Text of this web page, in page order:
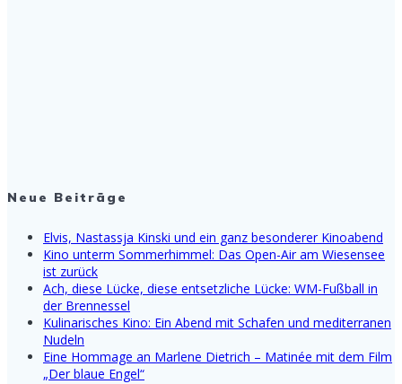
Neue Beiträge
Elvis, Nastassja Kinski und ein ganz besonderer Kinoabend
Kino unterm Sommerhimmel: Das Open-Air am Wiesensee
ist zurück
Ach, diese Lücke, diese entsetzliche Lücke: WM-Fußball in
der Brennessel
Kulinarisches Kino: Ein Abend mit Schafen und mediterranen
Nudeln
Eine Hommage an Marlene Dietrich – Matinée mit dem Film
„Der blaue Engel“